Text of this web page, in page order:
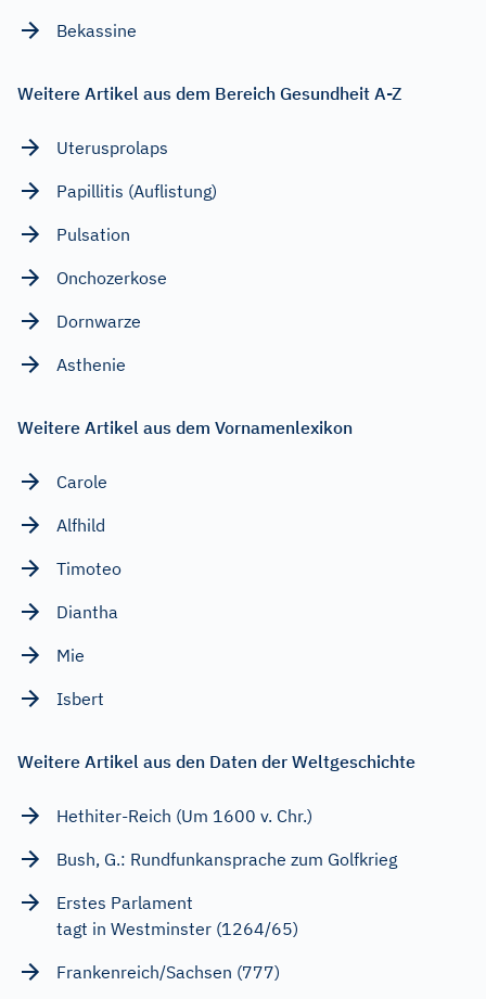
Bekassine
Weitere Artikel aus dem Bereich Gesundheit A-Z
Uterusprolaps
Papillitis (Auflistung)
Pulsation
Onchozerkose
Dornwarze
Asthenie
Weitere Artikel aus dem Vornamenlexikon
Carole
Alfhild
Timoteo
Diantha
Mie
Isbert
Weitere Artikel aus den Daten der Weltgeschichte
Hethiter-Reich (Um 1600 v. Chr.)
Bush, G.: Rundfunkansprache zum Golfkrieg
Erstes Parlament
tagt in Westminster (1264/65)
Frankenreich/Sachsen (777)